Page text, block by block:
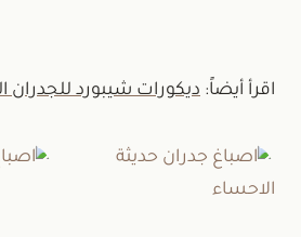
اقرأ أيضاً: ديكورات شيبورد للجدران